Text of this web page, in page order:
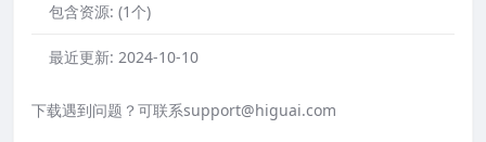
包含资源: (1个)
最近更新: 2024-10-10
下载遇到问题？可联系support@higuai.com